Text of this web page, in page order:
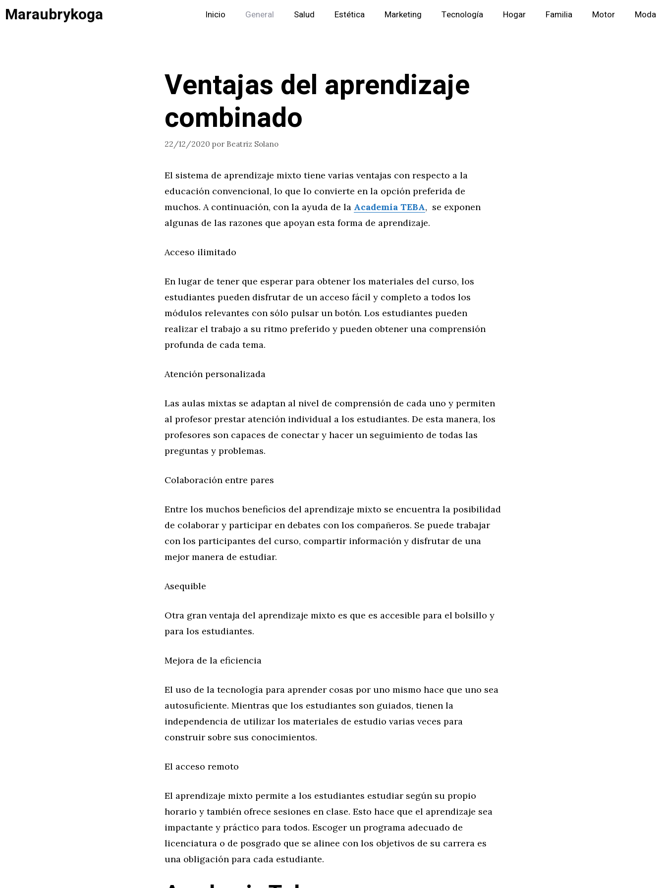
Saltar
alMaraubrykoga Inicio General Salud Estética Marketing Tecnología Hogar Familia Motor Moda
Ventajas del aprendizaje
combinado
22/12/2020 por Beatriz Solano
El sistema de aprendizaje mixto tiene varias ventajas con respecto a la
educación convencional, lo que lo convierte en la opción preferida de
muchos. A continuación, con la ayuda de la Academia TEBA, se exponen
algunas de las razones que apoyan esta forma de aprendizaje.
Acceso ilimitado
En lugar de tener que esperar para obtener los materiales del curso, los
estudiantes pueden disfrutar de un acceso fácil y completo a todos los
módulos relevantes con sólo pulsar un botón. Los estudiantes pueden
realizar el trabajo a su ritmo preferido y pueden obtener una comprensión
profunda de cada tema.
Atención personalizada
Las aulas mixtas se adaptan al nivel de comprensión de cada uno y permiten
al profesor prestar atención individual a los estudiantes. De esta manera, los
profesores son capaces de conectar y hacer un seguimiento de todas las
preguntas y problemas.
Colaboración entre pares
Entre los muchos beneficios del aprendizaje mixto se encuentra la posibilidad
de colaborar y participar en debates con los compañeros. Se puede trabajar
con los participantes del curso, compartir información y disfrutar de una
mejor manera de estudiar.
Asequible
Otra gran ventaja del aprendizaje mixto es que es accesible para el bolsillo y
para los estudiantes.
Mejora de la eficiencia
El uso de la tecnología para aprender cosas por uno mismo hace que uno sea
autosuficiente. Mientras que los estudiantes son guiados, tienen la
independencia de utilizar los materiales de estudio varias veces para
construir sobre sus conocimientos.
El acceso remoto
El aprendizaje mixto permite a los estudiantes estudiar según su propio
horario y también ofrece sesiones en clase. Esto hace que el aprendizaje sea
impactante y práctico para todos. Escoger un programa adecuado de
licenciatura o de posgrado que se alinee con los objetivos de su carrera es
una obligación para cada estudiante.